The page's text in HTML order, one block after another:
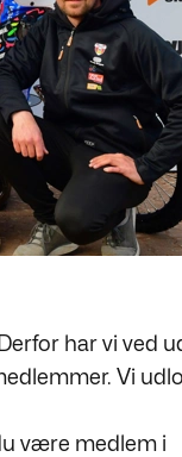
har vi ved
Vi
være medlem i